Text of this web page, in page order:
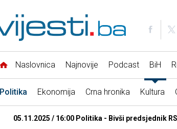
Naslovnica Najnovije Podcast BiH
Politika Ekonomija Crna hronika Kultura
05.11.2025 / 16:00 Politika - Bivši predsjednik RS